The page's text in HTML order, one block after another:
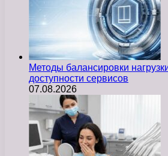
Методы балансировки
доступности сервисов
07.08.2026